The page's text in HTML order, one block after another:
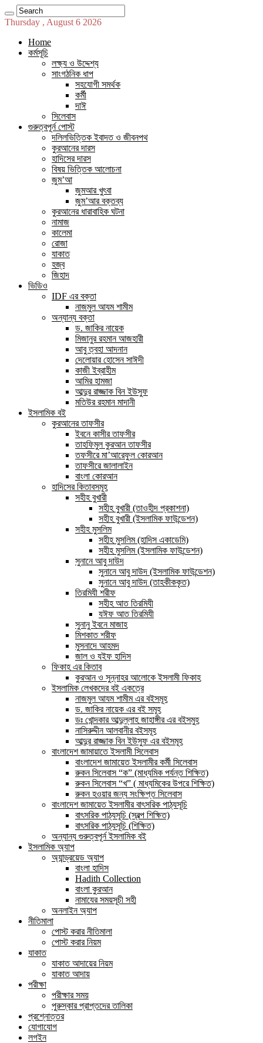
Thursday , August 6 2026
Home
কর্মসূচি
লক্ষ্য ও উদ্দেশ্য
সাংগঠনিক ধাপ
সহযোগী সমর্থক
কর্মী
দাঈ
সিলেবাস
গুরুত্বপূর্ন পোস্ট
দলিলভিত্তিক ইবাদত ও জীবনপথ
কুরআনের দারস
হাদিসের দারস
বিষয় ভিত্তিক আলোচনা
জুম’আ
জুমআর খুৎবা
জুম’আর বক্তব্য
কুরআনের ধারাবাহিক ঘটনা
নামাজ
কালেমা
রোজা
যাকাত
হজ্ব
জিহাদ
ভিডিও
IDF এর বক্তা
নাজমুল আযম শামীম
অন্যান্য বক্তা
ড. জাকির নায়েক
মিজানুর রহমান আজহারী
আবু ত্বহা আদনান
দেলোয়ার হোসেন সাঈদী
কাজী ইব্রাহীম
আমির হামজা
আব্দুর রাজ্জাক বিন ইউসুফ
মতিউর রহমান মাদানী
ইসলামিক বই
কুরআনের তাফসীর
ইবনে কাসীর তাফসীর
তাহফিমুল কুরআন তাফসীর
তফসীরে মা’আরেফুল কোরআন
তাফসীরে জালালাইন
বাংলা কোরআন
হাদিসের কিতাবসমূহ
সহীহ বুখারী
সহীহ বুখারী (তাওহীদ প্রকাশনা)
সহীহ বুখারী (ইসলামিক ফাউন্ডেশন)
সহীহ মুসলিম
সহীহ মুসলিম (হাদিস একাডেমি)
সহীহ মুসলিম (ইসলামিক ফাউন্ডেশন)
সুনানে আবু দাউদ
সুনানে আবু দাউদ (ইসলামিক ফাউন্ডেশন)
সুনানে আবু দাউদ (তাহকীককৃত)
তিরমিযী শরীফ
সহীহ আত তিরমিযী
যঈফ আত তিরমিযী
সুনানু ইবনে মাজাহ
মিশকাত শরীফ
মুসনাদে আহমদ
জাল ও যইফ হাদিস
ফিকাহ এর কিতাব
কুরআন ও সুন্নাহর আলোকে ইসলামী ফিকাহ
ইসলামিক লেখকদের বই একত্রে
নাজমুল আযম শামীম এর বইসমূহ
ড. জাকির নায়েক এর বই সমূহ
ডঃ খোন্দকার আব্দুল্লাহ জাহাঙ্গীর এর বইসমুহ
নাসিরুদ্দীন আলবানীর বইসমূহ
আব্দুর রাজ্জাক বিন ইউসুফ এর বইসমূহ
বাংলাদেশ জামায়াতে ইসলামী সিলেবাস
বাংলাদেশ জামায়েত ইসলামীর কর্মী সিলেবাস
রুকন সিলেবাস “ক” (মাধ্যমিক পর্যন্ত শিক্ষিত)
রুকন সিলেবাস “খ” ( মাধ্যমিকের উপরে শিক্ষিত)
রুকন হওয়ার জন্য সংক্ষিপ্ত সিলেবাস
বাংলাদেশ জামায়েত ইসলামীর বাৎসরিক পাঠ্যসূচি
বাৎসরিক পাঠ্যসূচি (স্বল্প শিক্ষিত)
বাৎসরিক পাঠ্যসূচি (শিক্ষিত)
অন্যান্য গুরুত্বপূর্ন ইসলামিক বই
ইসলামিক অ্যাপ
অ্যান্ড্রয়েড অ্যাপ
বাংলা হাদিস
Hadith Collection
বাংলা কুরআন
নামাযের সময়সূচী সহী
অনলাইন অ্যাপ
নীতিমালা
পোস্ট করার নীতিমালা
পোস্ট করার নিয়ম
যাকাত
যাকাত আদায়ের নিয়ম
যাকাত আদায়
পরীক্ষা
পরীক্ষার সময়
পুরুস্কার প্রাপ্তদের তালিকা
প্রশ্নোত্তর
যোগাযোগ
লগইন